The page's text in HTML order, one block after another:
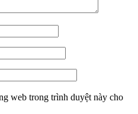
web trong trình duyệt này cho